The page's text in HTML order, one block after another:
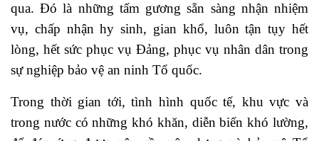
qua.Đó là những tấm gương sẵn sàng nhận nhiệm
vụ, chấp nhận hy sinh, gian khổ, luôn tận tụy hết
lòng, hết sức phục vụ Đảng, phục vụ nhân dân trong
sự nghiệp bảo vệ an ninh Tổ quốc.
Trong thời gian tới, tình hình quốc tế, khu vực và
trong nước có những khó khăn, diễn biến khó lường,